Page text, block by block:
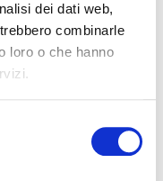
dei dati web,
combinarle
loro o che hanno